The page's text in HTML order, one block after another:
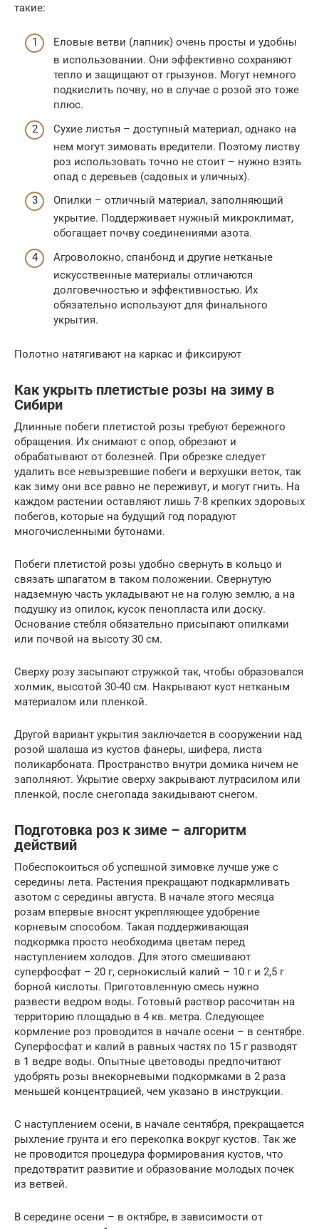
такие:
Еловые ветви (лапник) очень просты и удобны
в использовании. Они эффективно сохраняют
тепло и защищают от грызунов. Могут немного
подкислить почву, но в случае с розой это тоже
плюс.
Сухие листья – доступный материал, однако на
нем могут зимовать вредители. Поэтому листву
роз использовать точно не стоит – нужно взять
опад с деревьев (садовых и уличных).
Опилки – отличный материал, заполняющий
укрытие. Поддерживает нужный микроклимат,
обогащает почву соединениями азота.
Агроволокно, спанбонд и другие нетканые
искусственные материалы отличаются
долговечностью и эффективностью. Их
обязательно используют для финального
укрытия.
Полотно натягивают на каркас и фиксируют
Как укрыть плетистые розы на зиму в
Сибири
Длинные побеги плетистой розы требуют бережного
обращения. Их снимают с опор, обрезают и
обрабатывают от болезней. При обрезке следует
удалить все невызревшие побеги и верхушки веток, так
как зиму они все равно не переживут, и могут гнить. На
каждом растении оставляют лишь 7-8 крепких здоровых
побегов, которые на будущий год порадуют
многочисленными бутонами.
Побеги плетистой розы удобно свернуть в кольцо и
связать шпагатом в таком положении. Свернутую
надземную часть укладывают не на голую землю, а на
подушку из опилок, кусок пенопласта или доску.
Основание стебля обязательно присыпают опилками
или почвой на высоту 30 см.
Сверху розу засыпают стружкой так, чтобы образовался
холмик, высотой 30-40 см. Накрывают куст нетканым
материалом или пленкой.
Другой вариант укрытия заключается в сооружении над
розой шалаша из кустов фанеры, шифера, листа
поликарбоната. Пространство внутри домика ничем не
заполняют. Укрытие сверху закрывают лутрасилом или
пленкой, после снегопада закидывают снегом.
Подготовка роз к зиме – алгоритм
действий
Побеспокоиться об успешной зимовке лучше уже с
середины лета. Растения прекращают подкармливать
азотом с середины августа. В начале этого месяца
розам впервые вносят укрепляющее удобрение
корневым способом. Такая поддерживающая
подкормка просто необходима цветам перед
наступлением холодов. Для этого смешивают
суперфосфат – 20 г, сернокислый калий – 10 г и 2,5 г
борной кислоты. Приготовленную смесь нужно
развести ведром воды. Готовый раствор рассчитан на
территорию площадью в 4 кв. метра. Следующее
кормление роз проводится в начале осени – в сентябре.
Суперфосфат и калий в равных частях по 15 г разводят
в 1 ведре воды. Опытные цветоводы предпочитают
удобрять розы внекорневыми подкормками в 2 раза
меньшей концентрацией, чем указано в инструкции.
С наступлением осени, в начале сентября, прекращается
рыхление грунта и его перекопка вокруг кустов. Так же
не проводится процедура формирования кустов, что
предотвратит развитие и образование молодых почек
из ветвей.
В середине осени – в октябре, в зависимости от